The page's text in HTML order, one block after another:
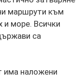
маршрути към
и море. Всички
са
има наложени